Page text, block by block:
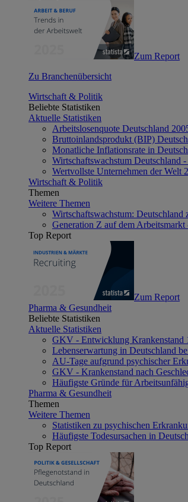
Zum Report
Zu Branchenübersicht
Wirtschaft & Politik
Beliebte Statistiken
Aktuelle Statistiken
Arbeitslosenquote Deutschland
Bruttoinlandsprodukt (BIP)
Monatliche Inflationsrate in
Wirtschaftswachstum Deutschland
Wertvollste Unternehmen der Welt
Wirtschaft & Politik
Themen
Weitere Themen
Wirtschaftswachstum: Deutschland
Generation Z auf dem
Top Report
Zum Report
Pharma & Gesundheit
Beliebte Statistiken
Aktuelle Statistiken
GKV - Entwicklung Krankenstand
Lebenserwartung in Deutschland
AU-Tage aufgrund psychischer
GKV - Krankenstand nach
Häufigste Gründe für
Pharma & Gesundheit
Themen
Weitere Themen
Statistiken zu psychischen
Häufigste Todesursachen in
Top Report